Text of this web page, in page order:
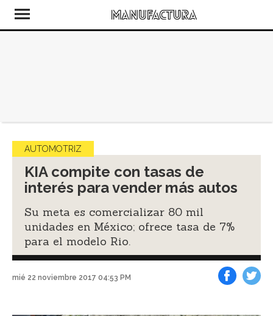
AUTOMOTRIZ
KIA compite con tasas de
interés para vender más autos
Su meta es comercializar 80 mil
unidades en México; ofrece tasa de 7%
para el modelo Rio.
mié 22 noviembre 2017 04:53 PM